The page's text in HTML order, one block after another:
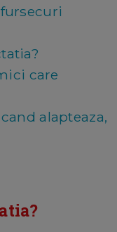
care
alapteaza,